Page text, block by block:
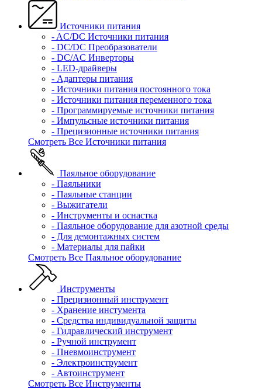
Источники питания
- AC/DC Источники питания
- DC/DC Преобразователи
- DC/AC Инверторы
- LED-драйверы
- Адаптеры питания
- Источники питания постоянного тока
- Источники питания переменного тока
- Программируемые источники питания
- Импульсные источники питания
- Прецизионные источники питания
Смотреть Все Источники питания
Паяльное оборудование
- Паяльники
- Паяльные станции
- Выжигатели
- Инструменты и оснастка
- Паяльное оборудование для азотной среды
- Для демонтажных систем
- Материалы для пайки
Смотреть Все Паяльное оборудование
Инструменты
- Прецизионный инструмент
- Хранение инстумента
- Средства индивидуальной защиты
- Гидравлический инструмент
- Ручной инструмент
- Пневмоинструмент
- Электроинструмент
- Автоинструмент
Смотреть Все Инструменты